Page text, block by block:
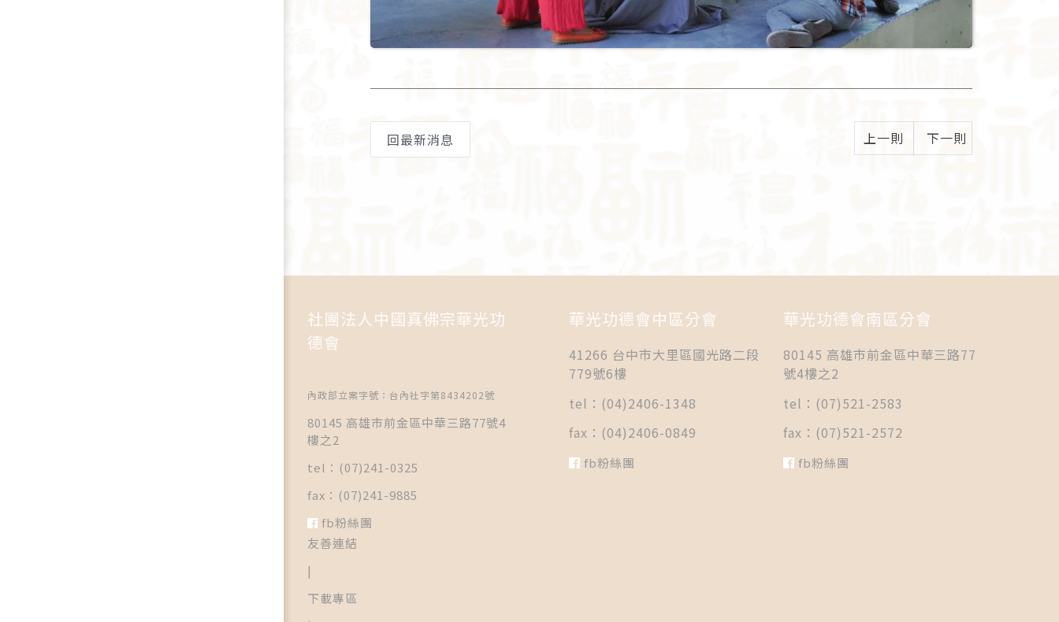
回最新消息 上一則 下一則
社團法人中國真佛宗華光功
德會
內政部立案字號：台內社字第8434202號
80145 高雄市前金區中華三路77號4
樓之2
tel：(07)241-0325
fax：(07)241-9885
fb粉絲團
友善連結
|
下載專區
華光功德會中區分會
41266 台中市大里區國光路二段
779號6樓
tel：(04)2406-1348
fax：(04)2406-0849
fb粉絲團
華光功德會南區分會
80145 高雄市前金區中華三路77
號4樓之2
tel：(07)521-2583
fax：(07)521-2572
fb粉絲團